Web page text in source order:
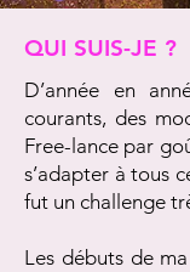
QUI SUIS-JE ?
D’année en
courants, des
Free-lance par
s’adapter à tous
fut un challenge
Les débuts de